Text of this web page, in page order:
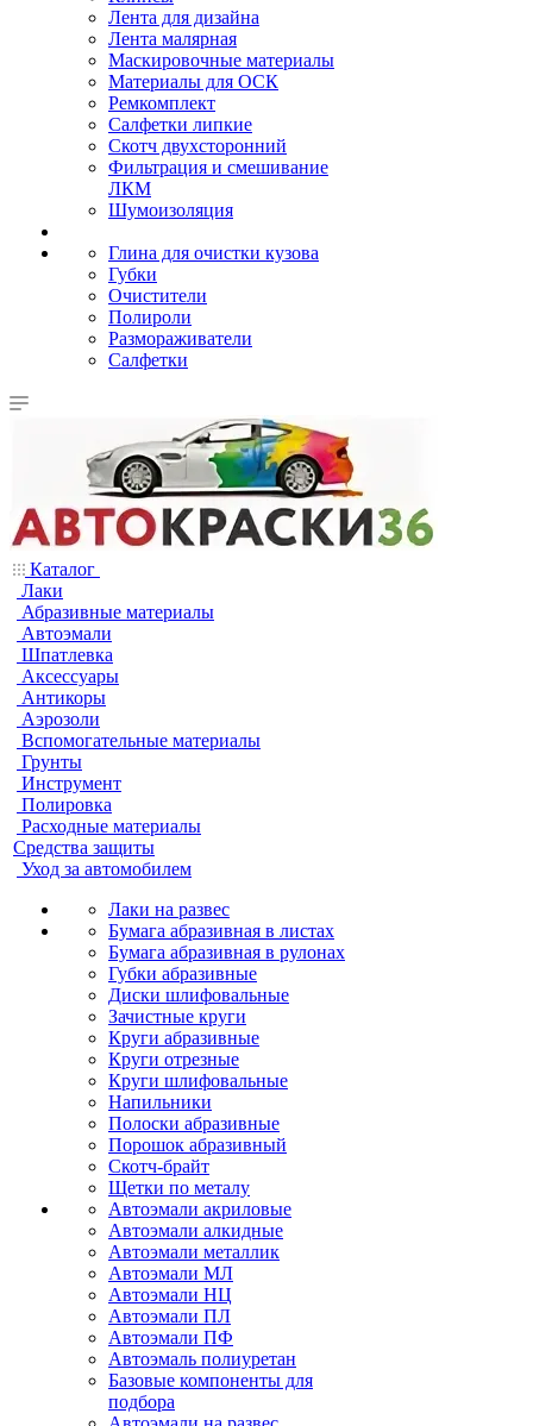
Лента для дизайна
Лента малярная
Маскировочные материалы
Материалы для ОСК
Ремкомплект
Салфетки липкие
Скотч двухсторонний
Фильтрация и смешивание
ЛКМ
Шумоизоляция
Глина для очистки кузова
Губки
Очистители
Полироли
Размораживатели
Салфетки
Каталог
Лаки
Абразивные материалы
Автоэмали
Шпатлевка
Аксессуары
Антикоры
Аэрозоли
Вспомогательные материалы
Грунты
Инструмент
Полировка
Расходные материалы
Средства защиты
Уход за автомобилем
Лаки на развес
Бумага абразивная в листах
Бумага абразивная в рулонах
Губки абразивные
Диски шлифовальные
Зачистные круги
Круги абразивные
Круги отрезные
Круги шлифовальные
Напильники
Полоски абразивные
Порошок абразивный
Скотч-брайт
Щетки по металу
Автоэмали акриловые
Автоэмали алкидные
Автоэмали металлик
Автоэмали МЛ
Автоэмали НЦ
Автоэмали ПЛ
Автоэмали ПФ
Автоэмаль полиуретан
Базовые компоненты для
подбора